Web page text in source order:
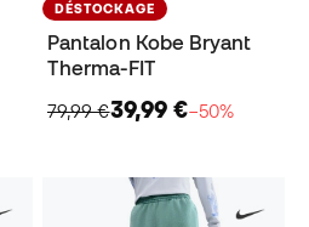
DÉSTOCKAGE
Pantalon Kobe Bryant
Therma-FIT
79,99 €39,99 €−50%